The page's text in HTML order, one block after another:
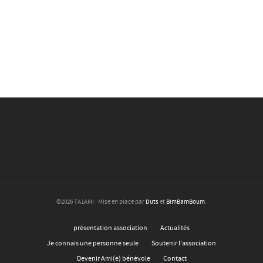
©2026 TA1AMI · Mise en place par Dutset BimBamBoum.
présentation association
Actualités
Je connais une personne seule
Soutenir l’association
Devenir Ami(e) bénévole
Contact